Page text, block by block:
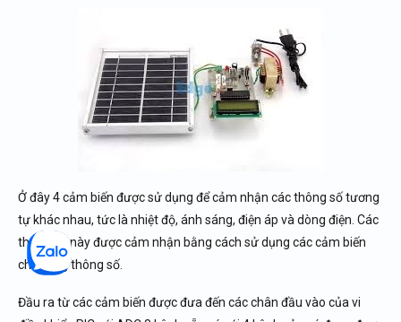
Ở đây 4 cảm biến được sử dụng để cảm nhận các thông số tương
tự khác nhau, tức là nhiệt độ, ánh sáng, điện áp và dòng điện. Các
thông số này được cảm nhận bằng cách sử dụng các cảm biến
cho từng thông số.
Đầu ra từ các cảm biến được đưa đến các chân đầu vào của vi